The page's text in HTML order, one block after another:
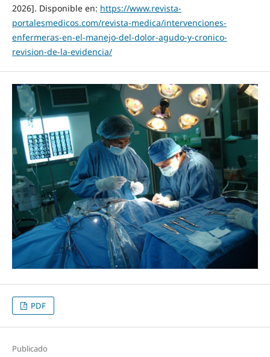
2026]. Disponible en: https://www.revista-
portalesmedicos.com/revista-medica/intervenciones-
enfermeras-en-el-manejo-del-dolor-agudo-y-cronico-
revision-de-la-evidencia/
PDF
Publicado